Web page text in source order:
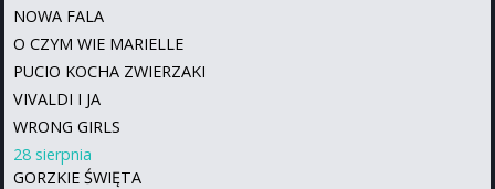
NOWA FALA
O CZYM WIE MARIELLE
PUCIO KOCHA ZWIERZAKI
VIVALDI I JA
WRONG GIRLS
28 sierpnia
GORZKIE ŚWIĘTA